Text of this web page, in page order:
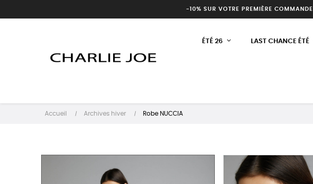
-10% SUR VOTRE PREMIÈRE COMMANDE
ÉTÉ 26 LAST CHANCE ÉTÉ
Accueil Archives hiver Robe NUCCIA